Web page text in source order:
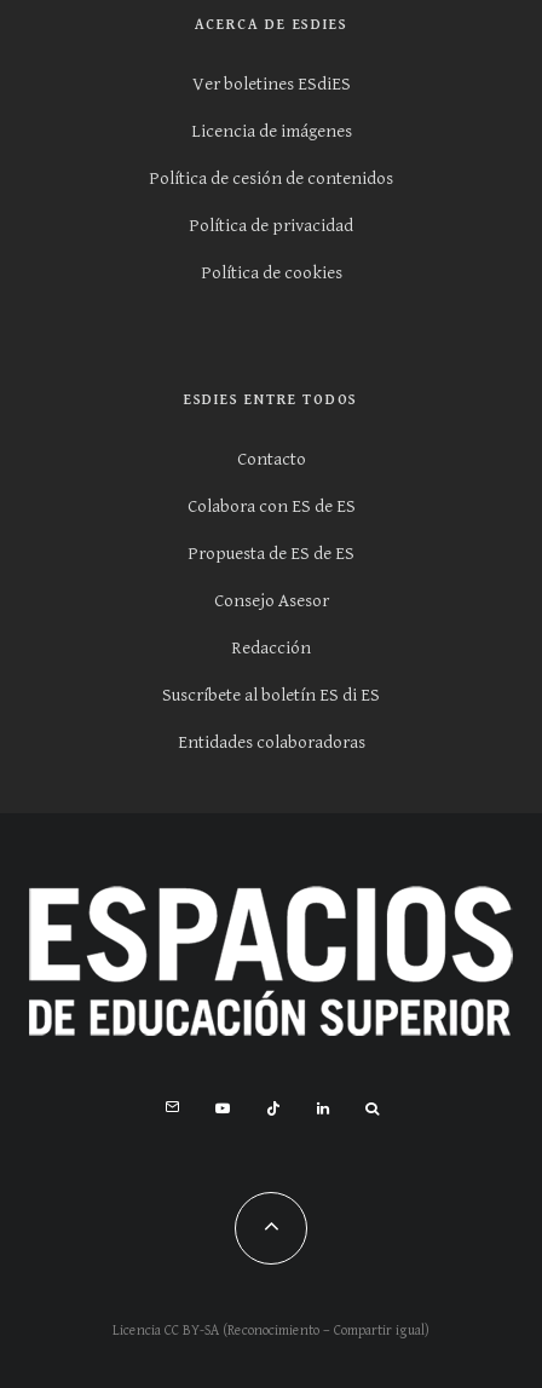
ACERCA DE ESDIES
Ver boletines ESdiES
Licencia de imágenes
Política de cesión de contenidos
Política de privacidad
Política de cookies
ESDIES ENTRE TODOS
Contacto
Colabora con ES de ES
Propuesta de ES de ES
Consejo Asesor
Redacción
Suscríbete al boletín ES di ES
Entidades colaboradoras
Licencia CC BY-SA (Reconocimiento – Compartir igual)